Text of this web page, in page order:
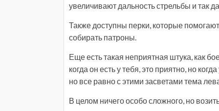
увеличивают дальность стрельбы и так
Также доступны перки, которые
собирать патроны.
Еще есть такая неприятная штука, как
когда он есть у тебя, это приятно, но
но все равно с этими засветами тема
В целом ничего особо сложного, но